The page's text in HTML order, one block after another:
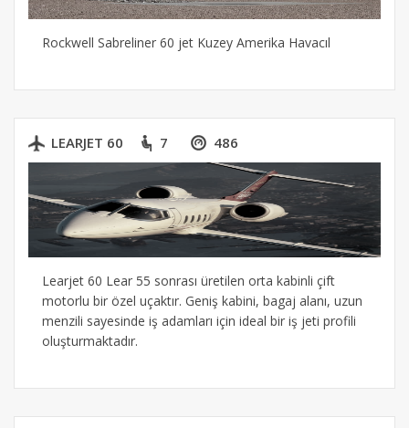
Rockwell Sabreliner 60 jet Kuzey Amerika Havacıl
LEARJET 60 7 486
Learjet 60 Lear 55 sonrası üretilen orta kabinli çift
motorlu bir özel uçaktır. Geniş kabini, bagaj alanı, uzun
menzili sayesinde iş adamları için ideal bir iş jeti profili
oluşturmaktadır.